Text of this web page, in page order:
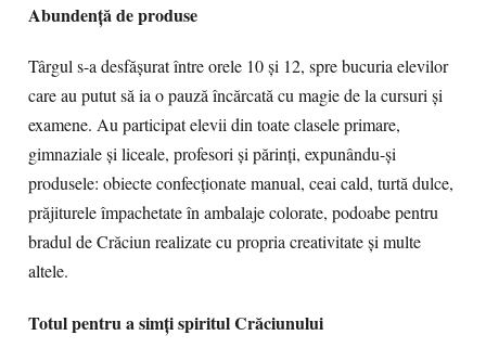
Abundență de produse
Târgul s-a desfășurat între orele 10 și 12, spre bucuria elevilor
care au putut să ia o pauză încărcată cu magie de la cursuri și
examene. Au participat elevii din toate clasele primare,
gimnaziale și liceale, profesori și părinți, expunându-și
produsele: obiecte confecționate manual, ceai cald, turtă dulce,
prăjiturele împachetate în ambalaje colorate, podoabe pentru
bradul de Crăciun realizate cu propria creativitate și multe
altele.
Totul pentru a simți spiritul Crăciunului